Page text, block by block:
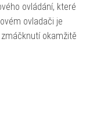
ovládání, které
ovladači je
okamžitě